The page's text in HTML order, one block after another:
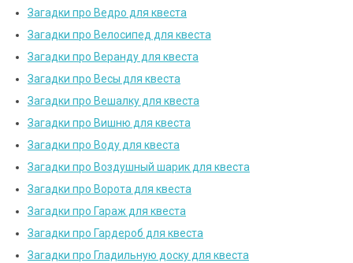
Загадки про Ведро для квеста
Загадки про Велосипед для квеста
Загадки про Веранду для квеста
Загадки про Весы для квеста
Загадки про Вешалку для квеста
Загадки про Вишню для квеста
Загадки про Воду для квеста
Загадки про Воздушный шарик для квеста
Загадки про Ворота для квеста
Загадки про Гараж для квеста
Загадки про Гардероб для квеста
Загадки про Гладильную доску для квеста